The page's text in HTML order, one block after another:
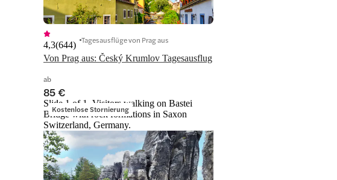
Von Prag aus: Český Krumlov Tagesausflug
4,3(644) Tagesausflüge von Prag aus
ab
85 €
Kostenlose Stornierung
Slide 1 of 1, Visitors walking on Bastei
Bridge with rock formations in Saxon
Switzerland, Germany.